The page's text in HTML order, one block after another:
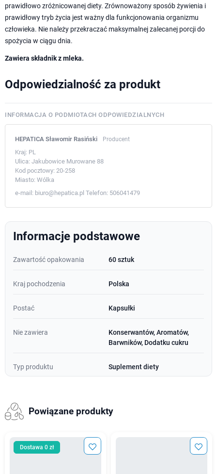
prawidłowo zróżnicowanej diety. Zrównoważony sposób żywienia i
prawidłowy tryb życia jest ważny dla funkcjonowania organizmu
człowieka. Nie należy przekraczać maksymalnej zalecanej porcji do
spożycia w ciągu dnia.
Zawiera składnik z mleka.
Odpowiedzialność za produkt
INFORMACJA O PODMIOTACH ODPOWIEDZIALNYCH
HEPATICA Sławomir Rasiński Producent
Kraj: PL
Ulica: Jakubowice Murowane 88
Kod pocztowy: 20-258
Miasto: Wólka
e-mail: biuro@hepatica.pl Telefon: 506041479
Informacje podstawowe
Zawartość opakowania 60 sztuk
Kraj pochodzenia Polska
Postać Kapsułki
Nie zawiera
Konserwantów, Aromatów,
Barwników, Dodatku cukru
Typ produktu Suplement diety
Powiązane produkty
Dostawa 0 zł